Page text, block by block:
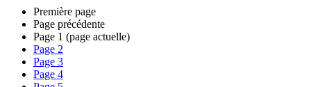
Première page
Page précédente
Page 1 (page actuelle)
Page 2
Page 3
Page 4